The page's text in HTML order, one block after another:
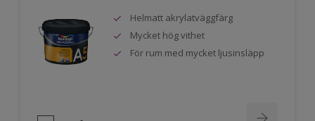
Helmatt akrylatväggfärg
Mycket hög vithet
För rum med mycket ljusinsläpp